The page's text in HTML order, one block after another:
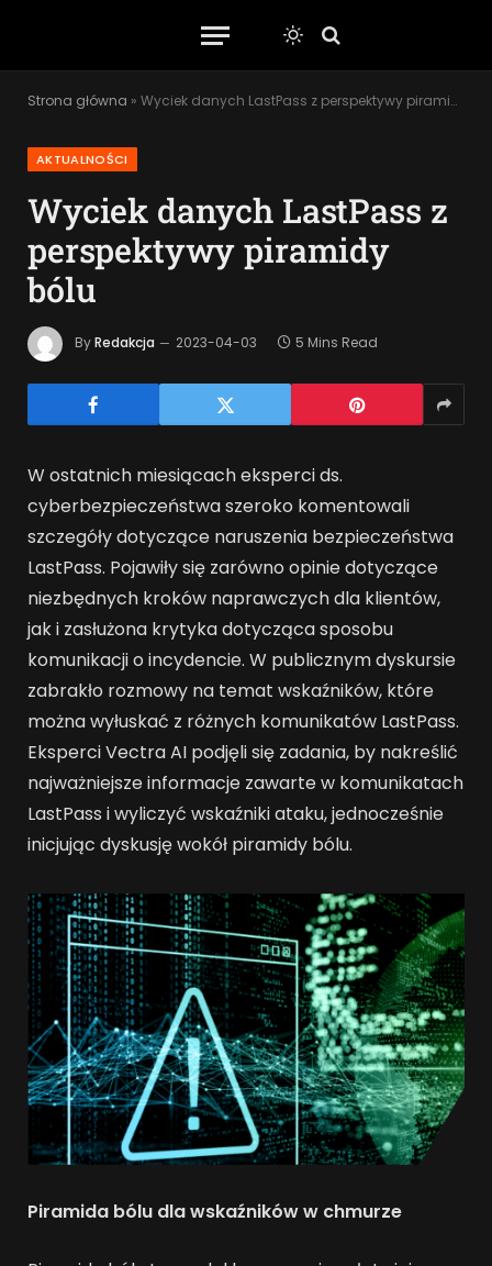
Strona główna » Wyciek danych LastPass z perspektywy piramidy bólu
AKTUALNOŚCI
Wyciek danych LastPass z
perspektywy piramidy
bólu
ByRedakcja 2023-04-03 5 Mins Read
W ostatnich miesiącach eksperci ds.
cyberbezpieczeństwa szeroko komentowali
szczegóły dotyczące naruszenia bezpieczeństwa
LastPass. Pojawiły się zarówno opinie dotyczące
niezbędnych kroków naprawczych dla klientów,
jak i zasłużona krytyka dotycząca sposobu
komunikacji o incydencie. W publicznym dyskursie
zabrakło rozmowy na temat wskaźników, które
można wyłuskać z różnych komunikatów LastPass.
Eksperci Vectra AI podjęli się zadania, by nakreślić
najważniejsze informacje zawarte w komunikatach
LastPass i wyliczyć wskaźniki ataku, jednocześnie
inicjując dyskusję wokół piramidy bólu.
Piramida bólu dla wskaźników w chmurze